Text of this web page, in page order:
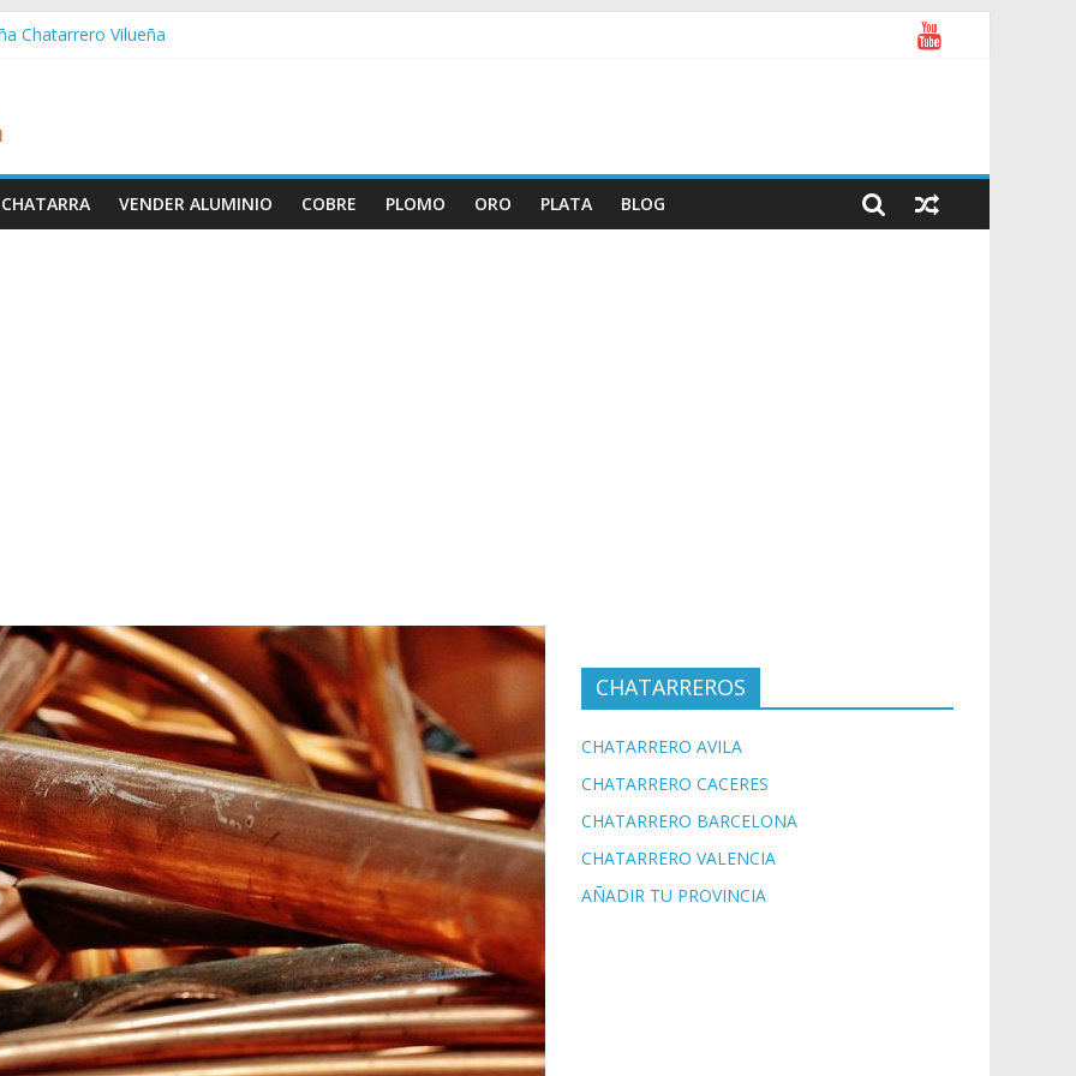
Chatarrero Vilueña
Zaida
Chatarrero Vistabella
VENDER ALUMINIO COBRE PLOMO ORO PLATA BLOG
CHATARREROS
CHATARRERO AVILA
CHATARRERO CACERES
CHATARRERO BARCELONA
CHATARRERO VALENCIA
AÑADIR TU PROVINCIA